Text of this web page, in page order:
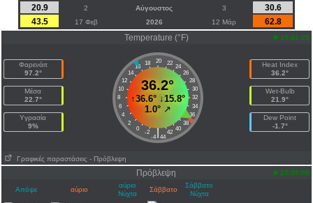
20.9
2 Αύγουστος 3
30.6
43.5
17 Φεβ 2026 12 Μάρ
62.8
Temperature (°F)
15:41:25
Φαρενάιτ
97.2°
Μέσα
22.7°
Υγρασία
9%
20
18 22
16
24
14
26
12
28
10
30
8
32
6
34
4
36
2
38
0
40
-2 42
|
-4 44
36.2°
↑36.6°↓ 15.8°
1.0°↗
Heat Index
36.2°
Wet-Bulb
21.9°
Dew Point
-1.7°
Γραφικές παραστάσεις - Πρόβλεψη
Πρόβλεψη 15:35:05
Απόψε αύριο
αύριο
Νύχτα
Σάββατο
Σάββατο
Νύχτα